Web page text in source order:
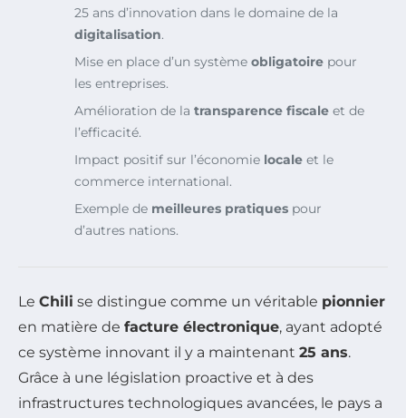
25 ans d’innovation dans le domaine de la
digitalisation.
Mise en place d’un système obligatoire pour
les entreprises.
Amélioration de la transparence fiscale et de
l’efficacité.
Impact positif sur l’économie locale et le
commerce international.
Exemple de meilleures pratiques pour
d’autres nations.
Le Chili se distingue comme un véritable pionnier
en matière de facture électronique, ayant adopté
ce système innovant il y a maintenant 25 ans.
Grâce à une législation proactive et à des
infrastructures technologiques avancées, le pays a